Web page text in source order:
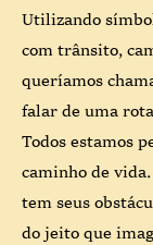
Utilizando
com trânsito,
queríamos
falar de uma
Todos estamos
caminho de
tem seus
do jeito que